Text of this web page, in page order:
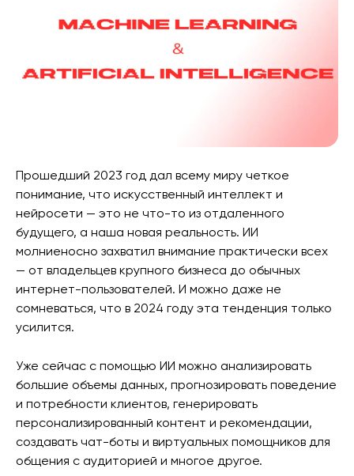
Прошедший 2023 год дал всему миру четкое
понимание, что искусственный интеллект и
нейросети — это не что-то из отдаленного
будущего, а наша новая реальность. ИИ
молниеносно захватил внимание практически всех
— от владельцев крупного бизнеса до обычных
интернет-пользователей. И можно даже не
сомневаться, что в 2024 году эта тенденция только
усилится.
Уже сейчас с помощью ИИ можно анализировать
большие объемы данных, прогнозировать поведение
и потребности клиентов, генерировать
персонализированный контент и рекомендации,
создавать чат-боты и виртуальных помощников для
общения с аудиторией и многое другое.